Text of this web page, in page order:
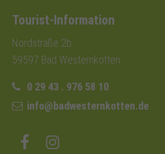
Tourist-Information
Nordstraße 2b
59597 Bad Westernkotten
0 29 43 . 976 58 10
info@badwesternkotten.de